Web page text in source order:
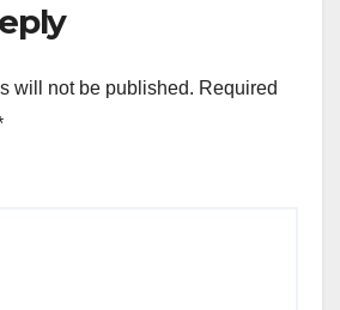
will not be published. Required